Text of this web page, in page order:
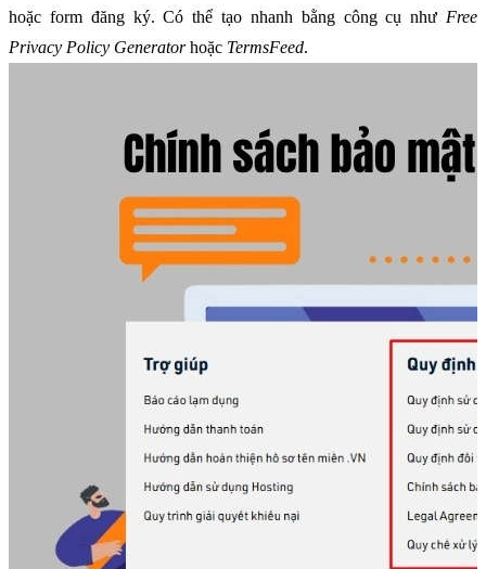
hoặc form đăng ký. Có thể tạo nhanh bằng công cụ như Free
Privacy Policy Generator hoặc TermsFeed.